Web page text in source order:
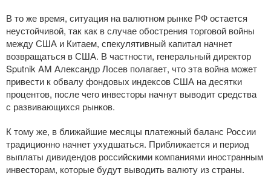
В то же время, ситуация на валютном рынке РФ остается
неустойчивой, так как в случае обострения торговой войны
между США и Китаем, спекулятивный капитал начнет
возвращаться в США. В частности, генеральный директор
Sputnik AM Александр Лосев полагает, что эта война может
привести к обвалу фондовых индексов США на десятки
процентов, после чего инвесторы начнут выводит средства
с развивающихся рынков.
К тому же, в ближайшие месяцы платежный баланс России
традиционно начнет ухудшаться. Приближается и период
выплаты дивидендов российскими компаниями иностранным
инвесторам, которые будут выводить валюту из страны.